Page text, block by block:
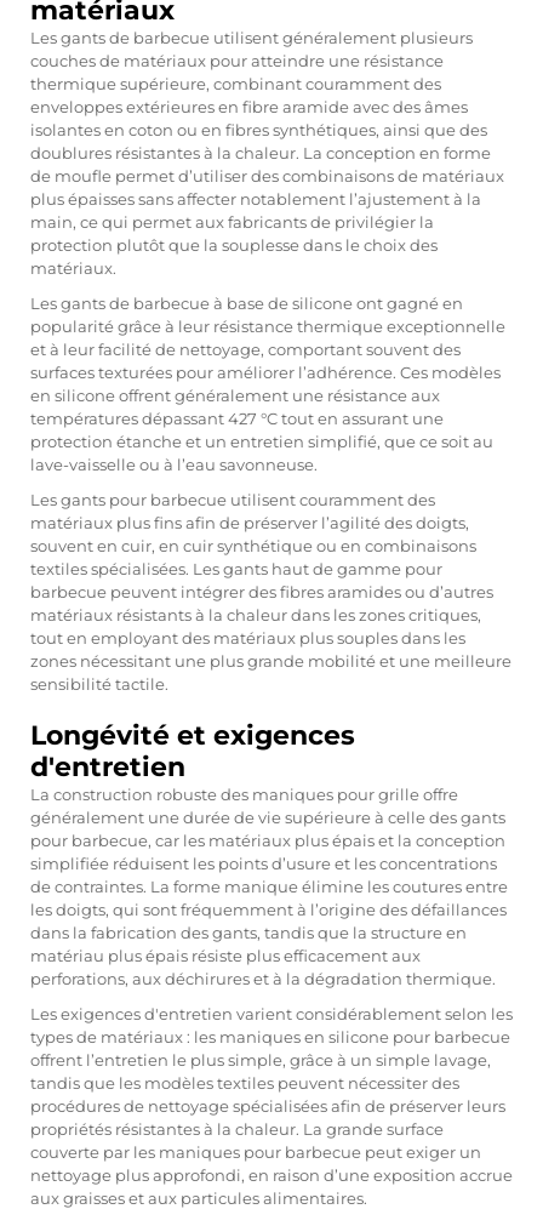
matériaux
Les gants de barbecue utilisent généralement plusieurs
couches de matériaux pour atteindre une résistance
thermique supérieure, combinant couramment des
enveloppes extérieures en fibre aramide avec des âmes
isolantes en coton ou en fibres synthétiques, ainsi que des
doublures résistantes à la chaleur. La conception en forme
de moufle permet d’utiliser des combinaisons de matériaux
plus épaisses sans affecter notablement l’ajustement à la
main, ce qui permet aux fabricants de privilégier la
protection plutôt que la souplesse dans le choix des
matériaux.
Les gants de barbecue à base de silicone ont gagné en
popularité grâce à leur résistance thermique exceptionnelle
et à leur facilité de nettoyage, comportant souvent des
surfaces texturées pour améliorer l’adhérence. Ces modèles
en silicone offrent généralement une résistance aux
températures dépassant 427 °C tout en assurant une
protection étanche et un entretien simplifié, que ce soit au
lave-vaisselle ou à l’eau savonneuse.
Les gants pour barbecue utilisent couramment des
matériaux plus fins afin de préserver l’agilité des doigts,
souvent en cuir, en cuir synthétique ou en combinaisons
textiles spécialisées. Les gants haut de gamme pour
barbecue peuvent intégrer des fibres aramides ou d’autres
matériaux résistants à la chaleur dans les zones critiques,
tout en employant des matériaux plus souples dans les
zones nécessitant une plus grande mobilité et une meilleure
sensibilité tactile.
Longévité et exigences
d'entretien
La construction robuste des maniques pour grille offre
généralement une durée de vie supérieure à celle des gants
pour barbecue, car les matériaux plus épais et la conception
simplifiée réduisent les points d’usure et les concentrations
de contraintes. La forme manique élimine les coutures entre
les doigts, qui sont fréquemment à l’origine des défaillances
dans la fabrication des gants, tandis que la structure en
matériau plus épais résiste plus efficacement aux
perforations, aux déchirures et à la dégradation thermique.
Les exigences d'entretien varient considérablement selon les
types de matériaux : les maniques en silicone pour barbecue
offrent l’entretien le plus simple, grâce à un simple lavage,
tandis que les modèles textiles peuvent nécessiter des
procédures de nettoyage spécialisées afin de préserver leurs
propriétés résistantes à la chaleur. La grande surface
couverte par les maniques pour barbecue peut exiger un
nettoyage plus approfondi, en raison d’une exposition accrue
aux graisses et aux particules alimentaires.